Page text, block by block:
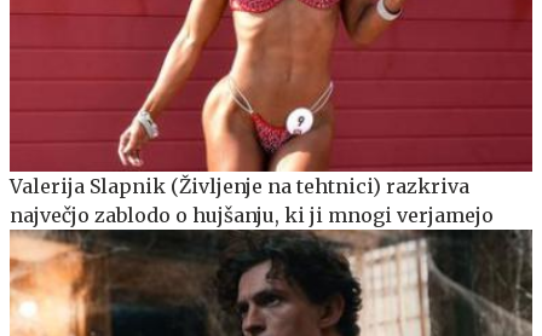
Valerija Slapnik (Življenje na tehtnici) razkriva
največjo zablodo o hujšanju, ki ji mnogi verjamejo